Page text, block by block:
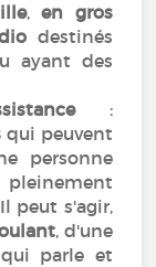
,en gros
destinés
ayant des
:
qui peuvent
personne
peut s'agir,
, d'une
qui parle et